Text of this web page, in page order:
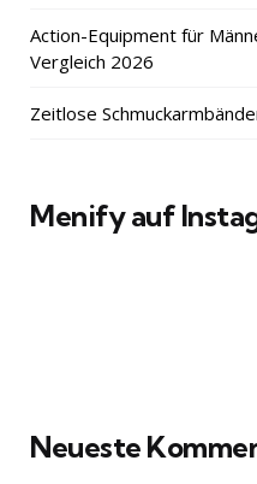
Action-Equipment für
Vergleich 2026
Zeitlose
Menify auf
Neueste